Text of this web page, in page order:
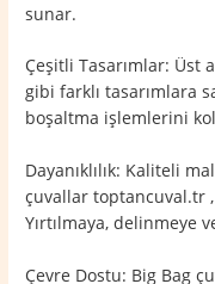
sunar.
Çeşitli Tasarımlar: Üst
gibi farklı tasarımlara
boşaltma işlemlerini
Dayanıklılık: Kaliteli
çuvallar toptancuval.tr
Yırtılmaya, delinmeye
Çevre Dostu: Big Bag